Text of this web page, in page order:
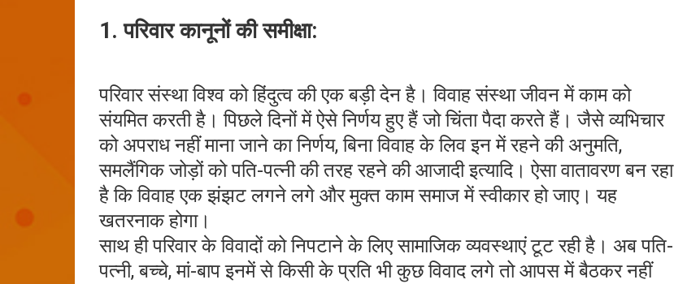
1. परिवार कानूनों की समीक्षा:
परिवार संस्था विश्व को हिंदुत्व की एक बड़ी देन है। विवाह संस्था जीवन में काम को
संयमित करती है। पिछले दिनों में ऐसे निर्णय हुए हैं जो चिंता पैदा करते हैं। जैसे व्यभिचार
को अपराध नहीं माना जाने का निर्णय, बिना विवाह के लिव इन में रहने की अनुमति,
समलैंगिक जोड़ों को पति-पत्नी की तरह रहने की आजादी इत्यादि। ऐसा वातावरण बन रहा
है कि विवाह एक झंझट लगने लगे और मुक्त काम समाज में स्वीकार हो जाए। यह
खतरनाक होगा।
साथ ही परिवार के विवादों को निपटाने के लिए सामाजिक व्यवस्थाएं टूट रही है। अब पति-
पत्नी, बच्चे, मां-बाप इनमें से किसी के प्रति भी कुछ विवाद लगे तो आपस में बैठकर नहीं